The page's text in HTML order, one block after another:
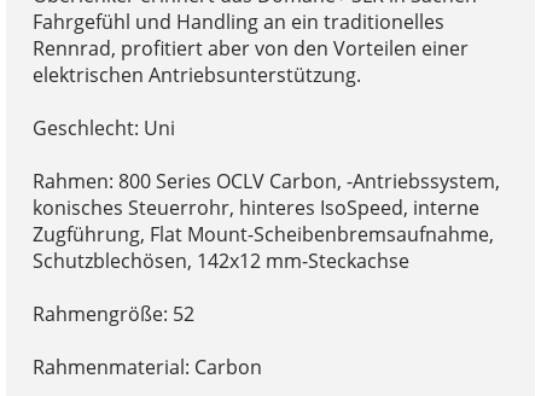
Fahrgefühl und Handling an ein traditionelles
Rennrad, profitiert aber von den Vorteilen einer
elektrischen Antriebsunterstützung.
Geschlecht: Uni
Rahmen: 800 Series OCLV Carbon, -Antriebssystem,
konisches Steuerrohr, hinteres IsoSpeed, interne
Zugführung, Flat Mount-Scheibenbremsaufnahme,
Schutzblechösen, 142x12 mm-Steckachse
Rahmengröße: 52
Rahmenmaterial: Carbon